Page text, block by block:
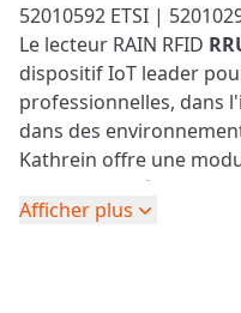
52010592 ETSI |
Le lecteur RAIN RFID
dispositif IoT leader
professionnelles, dans
dans des
Kathrein offre une
identification à grande
en bout.
Afficher plus